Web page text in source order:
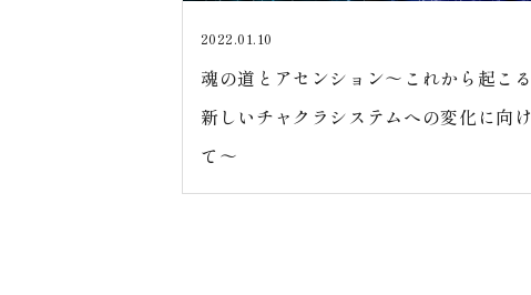
2022.01.10
魂の道とアセンション～これから起こる
新しいチャクラシステムへの変化に向け
て～